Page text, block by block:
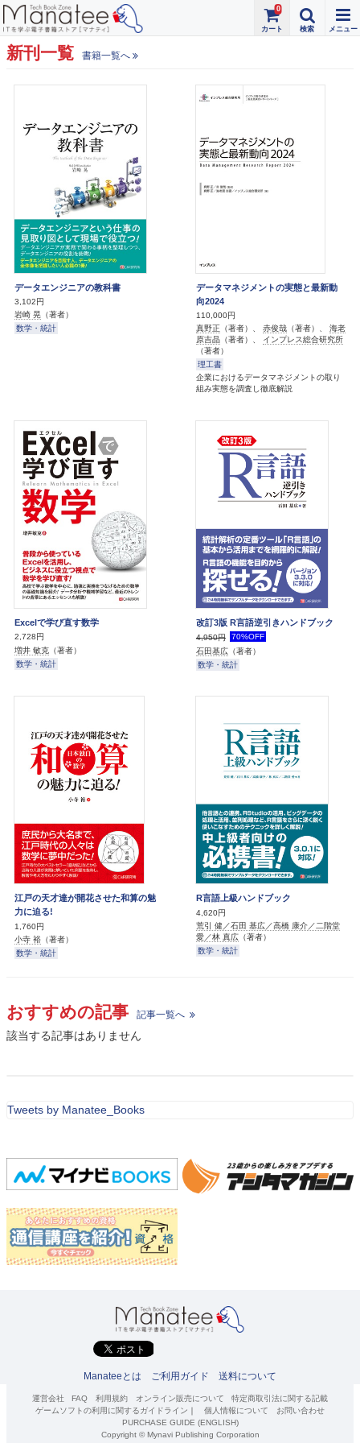
0
新刊一覧 書籍一覧へ
データエンジニアの教科書
3,102円
岩崎 晃 （著者）
数学・統計
データマネジメントの実態と最新動
向2024
110,000円
真野正 （著者）、 赤俊哉 （著者）、 海老
原吉晶 （著者）、 インプレス総合研究所
（著者）
理工書
企業におけるデータマネジメントの取り
組み実態を調査し徹底解説
Excelで学び直す数学
2,728円
増井 敏克 （著者）
数学・統計
改訂3版 R言語逆引きハンドブック
4,950円
70%OFF
石田基広 （著者）
数学・統計
江戸の天才達が開花させた和算の魅
力に迫る!
1,760円
小寺 裕 （著者）
数学・統計
R言語上級ハンドブック
4,620円
荒引 健／石田 基広／高橋 康介／二階堂
愛／林 真広 （著者）
数学・統計
おすすめの記事 記事一覧へ
該当する記事はありません
Tweets by Manatee_Books
Manateeとは ご利用ガイド 送料について
運営会社 FAQ 利用規約 オンライン販売について
特定商取引法に関する記載
ゲームソフトの利用に関するガイドライン ｜ 個人情報について
お問い合わせ
PURCHASE GUIDE (ENGLISH)
Copyright © Mynavi Publishing Corporation